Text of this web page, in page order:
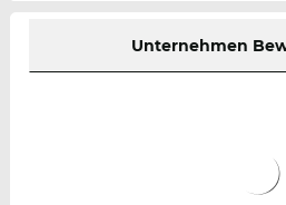
Unternehmen